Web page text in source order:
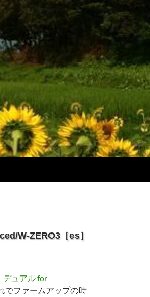
W-ZERO3［es］
デュアル for
でファームアップの時